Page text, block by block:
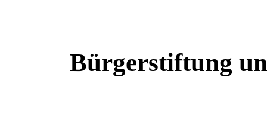
Bürgerstiftung